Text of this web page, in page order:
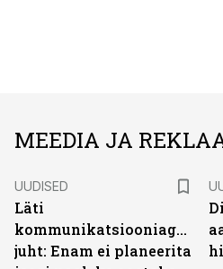
MEEDIA JA
UUDISED
Läti
juht: Enam ei planeerita